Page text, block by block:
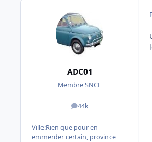
ADC01
Membre SNCF
44k
messages
Ville:Rien que pour en
emmerder certain, province